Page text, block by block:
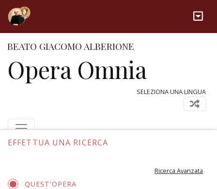
BEATO GIACOMO ALBERIONE
Opera Omnia
SELEZIONA UNA LINGUA
EFFETTUA UNA RICERCA
Ricerca Avanzata
QUEST'OPERA